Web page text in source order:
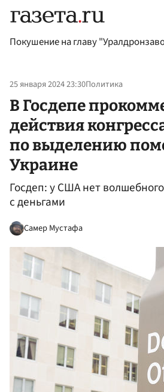
Покушение на главу
25 января 2024 23:30Политика
В Госдепе
действия
по выделению
Украине
Госдеп: у США нет
с деньгами
Самер Мустафа